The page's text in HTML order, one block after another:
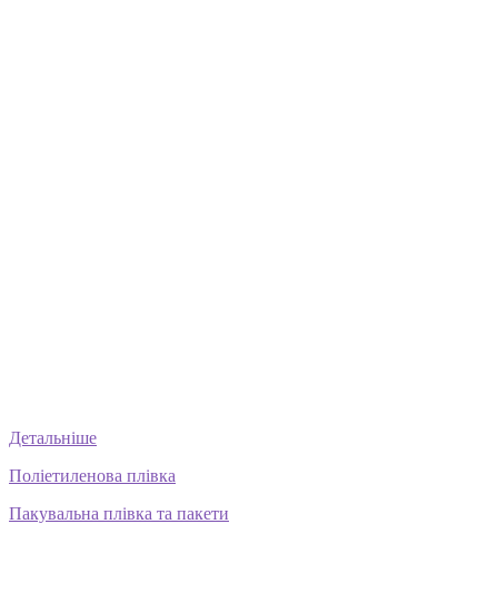
Детальніше
Поліетиленова плівка
Пакувальна плівка та пакети